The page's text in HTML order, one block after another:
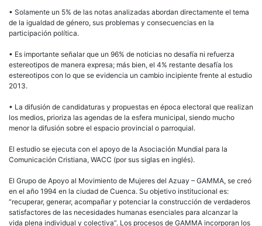
• Solamente un 5% de las notas analizadas abordan directamente el tema
de la igualdad de género, sus problemas y consecuencias en la
participación política.
• Es importante señalar que un 96% de noticias no desafía ni refuerza
estereotipos de manera expresa; más bien, el 4% restante desafía los
estereotipos con lo que se evidencia un cambio incipiente frente al estudio
2013.
• La difusión de candidaturas y propuestas en época electoral que realizan
los medios, prioriza las agendas de la esfera municipal, siendo mucho
menor la difusión sobre el espacio provincial o parroquial.
El estudio se ejecuta con el apoyo de la Asociación Mundial para la
Comunicación Cristiana, WACC (por sus siglas en inglés).
El Grupo de Apoyo al Movimiento de Mujeres del Azuay – GAMMA, se creó
en el año 1994 en la ciudad de Cuenca. Su objetivo institucional es:
“recuperar, generar, acompañar y potenciar la construcción de verdaderos
satisfactores de las necesidades humanas esenciales para alcanzar la
vida plena individual y colectiva”. Los procesos de GAMMA incorporan los